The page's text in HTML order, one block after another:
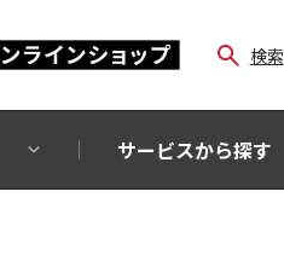
検索
サービスから探す